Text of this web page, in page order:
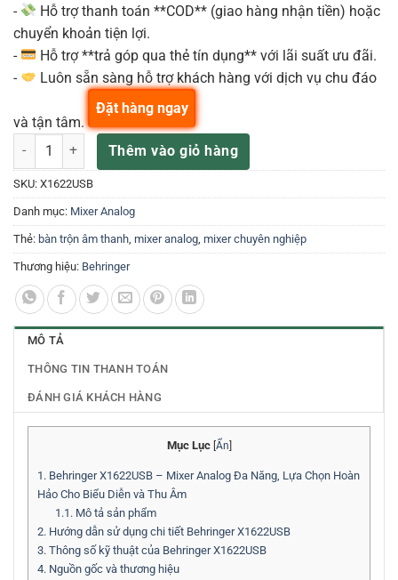
-
Hỗ trợ thanh toán **COD** (giao hàng nhận tiền) hoặc
chuyển khoản tiện lợi.
-
Hỗ trợ **trả góp qua thẻ tín dụng** với lãi suất ưu đãi.
-
Luôn sẵn sàng hỗ trợ khách hàng với dịch vụ chu đáo
và tận tâm.
Behringer X1622USB Analog Mixer Mixer cơ Behringer X1622USB
Thêm vào giỏ hàng
Đặt hàng ngay
SKU: X1622USB
Danh mục: Mixer Analog
Thẻ: bàn trộn âm thanh mixer analog mixer chuyên nghiệp
Thương hiệu: Behringer
MÔ TẢ
THÔNG TIN THANH TOÁN
ĐÁNH GIÁ KHÁCH HÀNG
Mục Lục Ẩn
1. Behringer X1622USB – Mixer Analog Đa Năng, Lựa Chọn Hoàn
Hảo Cho Biểu Diễn và Thu Âm
1.1.Mô tả sản phẩm
2. Hướng dẫn sử dụng chi tiết Behringer X1622USB
3. Thông số kỹ thuật của Behringer X1622USB
4. Nguồn gốc và thương hiệu